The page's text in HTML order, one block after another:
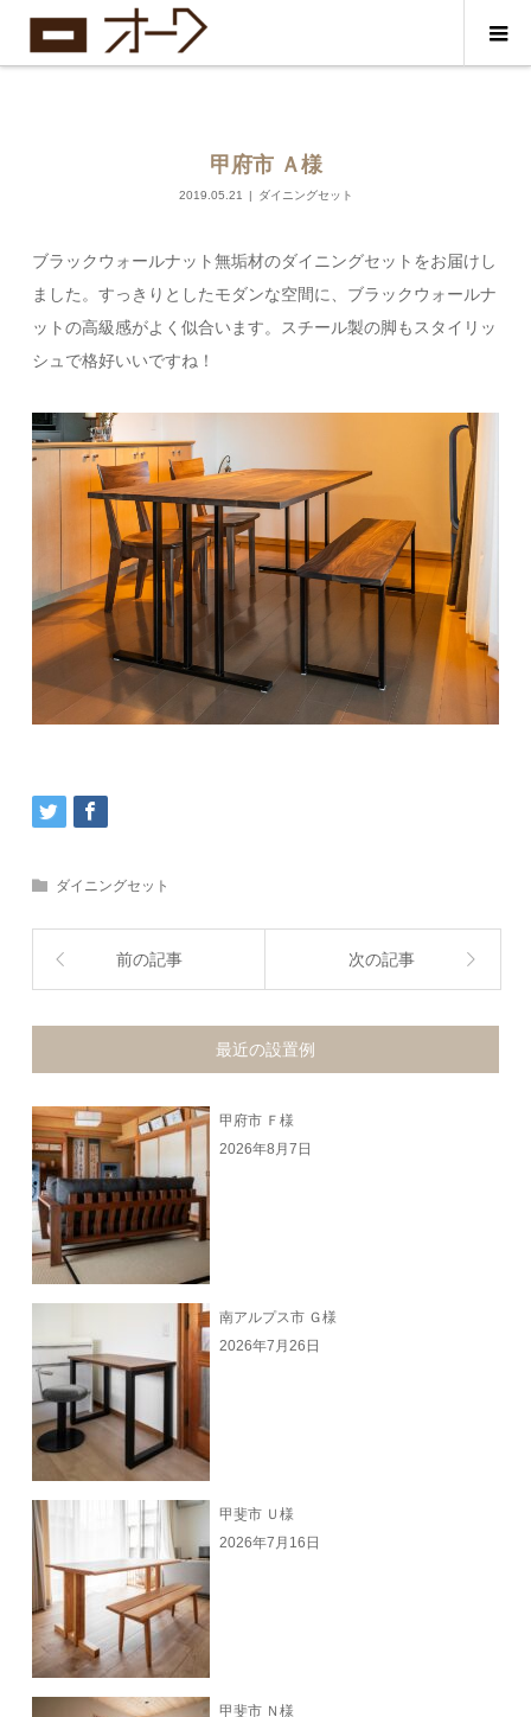
甲府市 Ａ様
2019.05.21 ダイニングセット
ブラックウォールナット無垢材のダイニングセットをお届けし
ました。すっきりとしたモダンな空間に、ブラックウォールナ
ットの高級感がよく似合います。スチール製の脚もスタイリッ
シュで格好いいですね！
ダイニングセット
前の記事 次の記事
最近の設置例
甲府市 Ｆ様
2026年8月7日
南アルプス市 Ｇ様
2026年7月26日
甲斐市 Ｕ様
2026年7月16日
甲斐市 Ｎ様